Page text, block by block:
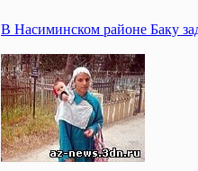
В Насиминском районе Баку